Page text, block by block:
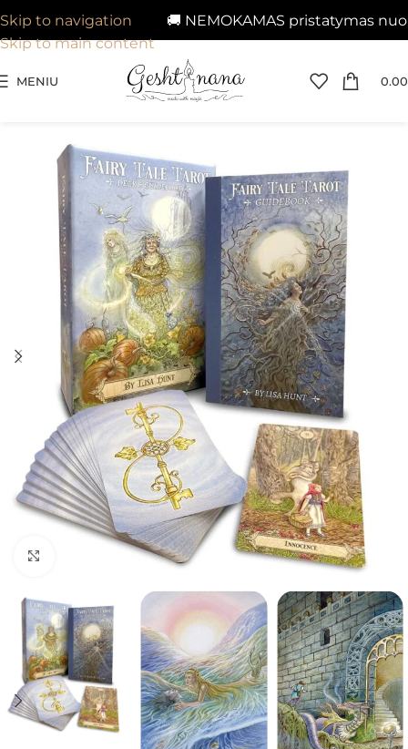
🚚 NEMOKAMAS pristatymas nuo
Skip to navigation
Skip to main content
MENIU 0.00
Spustelėkite, kad padidintumėte